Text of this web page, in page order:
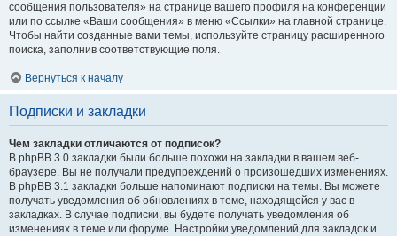
сообщения пользователя» на странице вашего профиля на конференции
или по ссылке «Ваши сообщения» в меню «Ссылки» на главной странице.
Чтобы найти созданные вами темы, используйте страницу расширенного
поиска, заполнив соответствующие поля.
Вернуться к началу
Подписки и закладки
Чем закладки отличаются от подписок?
В phpBB 3.0 закладки были больше похожи на закладки в вашем веб-
браузере. Вы не получали предупреждений о произошедших изменениях.
В phpBB 3.1 закладки больше напоминают подписки на темы. Вы можете
получать уведомления об обновлениях в теме, находящейся у вас в
закладках. В случае подписки, вы будете получать уведомления об
изменениях в теме или форуме. Настройки уведомлений для закладок и